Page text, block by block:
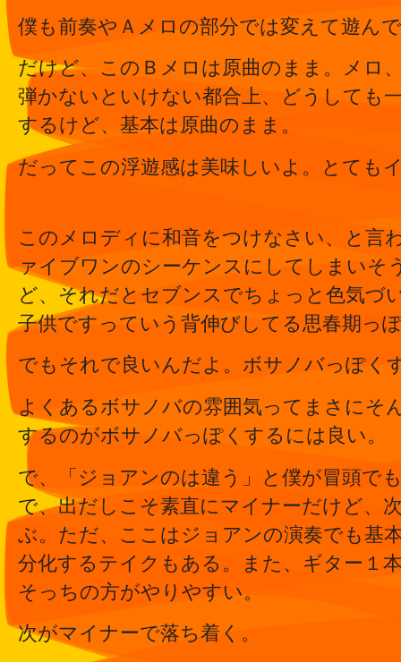
僕も前奏やＡメロの部分では変えて遊ん
だけど、このＢメロは原曲のまま。メロ
弾かないといけない都合上、どうしても
するけど、基本は原曲のまま。
だってこの浮遊感は美味しいよ。とても
このメロディに和音をつけなさい、と言
ァイブワンのシーケンスにしてしまいそ
ど、それだとセブンスでちょっと色気づ
子供ですっていう背伸びしてる思春期っ
でもそれで良いんだよ。ボサノバっぽく
よくあるボサノバの雰囲気ってまさにそ
するのがボサノバっぽくするには良い。
で、「ジョアンのは違う」と僕が冒頭で
で、出だしこそ素直にマイナーだけど、
ぶ。ただ、ここはジョアンの演奏でも基
分化するテイクもある。また、ギター１
そっちの方がやりやすい。
次がマイナーで落ち着く。